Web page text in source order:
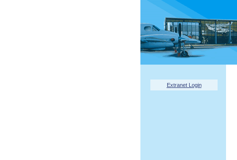
Extranet Login